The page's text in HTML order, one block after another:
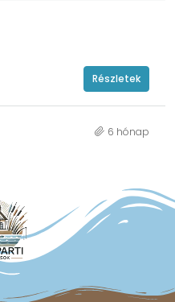
Részletek
6 hónap